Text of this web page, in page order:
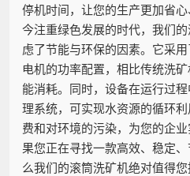
停机时间，让您的生产更加省
今注重绿色发展的时代，我们
虑了节能与环保的因素。它采
电机的功率配置，相比传统洗
能消耗。同时，设备在运行过
理系统，可实现水资源的循环
费和对环境的污染，为您的企
果您正在寻找一款高效、稳定
么我们的滚筒洗矿机绝对值得